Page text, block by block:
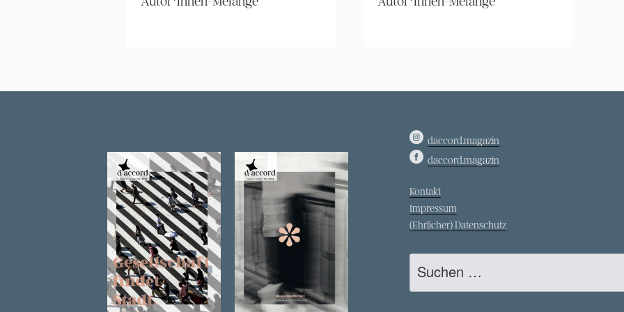
daccord.magazin
daccord.magazin
Kontakt
Impressum
(Ehrlicher) Datenschutz
nach: